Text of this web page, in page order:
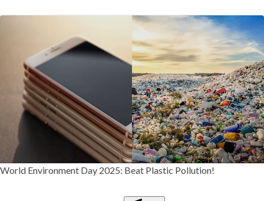
World Environment Day 2025: Beat Plastic Pollution!